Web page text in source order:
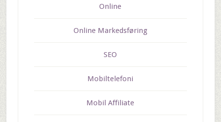
Online
Online Markedsføring
SEO
Mobiltelefoni
Mobil Affiliate